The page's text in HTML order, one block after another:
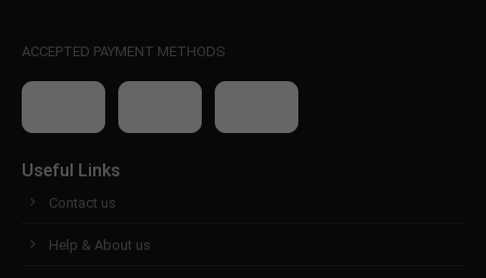
ACCEPTED PAYMENT METHODS
Useful Links
Contact us
Help & About us